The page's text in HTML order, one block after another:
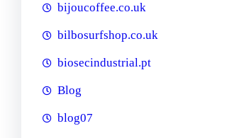
bijoucoffee.co.uk
bilbosurfshop.co.uk
biosecindustrial.pt
Blog
blog07